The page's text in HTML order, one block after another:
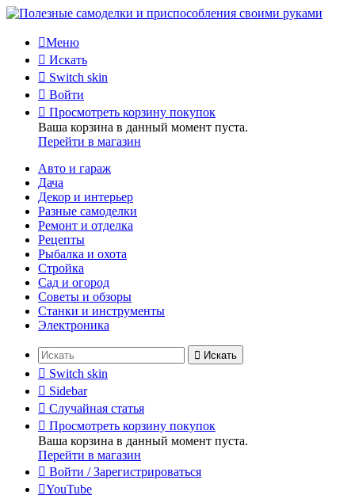
Меню
Искать
Switch skin
Войти
Просмотреть корзину покупок
Ваша корзина в данный момент пуста.
Перейти в магазин
Авто и гараж
Дача
Декор и интерьер
Разные самоделки
Ремонт и отделка
Рецепты
Рыбалка и охота
Стройка
Сад и огород
Советы и обзоры
Станки и инструменты
Электроника
Искать
Switch skin
Sidebar
Случайная статья
Просмотреть корзину покупок
Ваша корзина в данный момент пуста.
Перейти в магазин
Войти / Зарегистрироваться
YouTube